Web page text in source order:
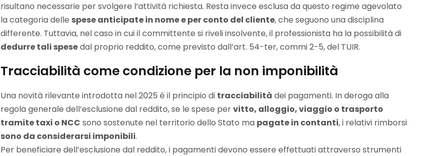
risultano necessarie per svolgere l’attività richiesta. Resta invece esclusa da questo regime agevolato
la categoria delle spese anticipate in nome e per conto del cliente, che seguono una disciplina
differente. Tuttavia, nel caso in cui il committente si riveli insolvente, il professionista ha la possibilità di
dedurre tali spesedal proprio reddito, come previsto dall’art. 54-ter, commi 2-5, del TUIR.
Tracciabilità come condizione per la non imponibilità
Una novità rilevante introdotta nel 2025 è il principio di tracciabilità dei pagamenti. In deroga alla
regola generale dell’esclusione dal reddito, se le spese pervitto, alloggio, viaggio o trasporto
tramite taxi o NCC sono sostenute nel territorio dello Stato ma pagate in contanti, i relativi rimborsi
sono da considerarsi imponibili.
Per beneficiare dell’esclusione dal reddito, i pagamenti devono essere effettuati attraverso strumenti